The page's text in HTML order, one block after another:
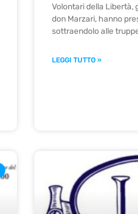
Volontari della Libertà,
don Marzari, hanno
sottraendolo alle
LEGGI TUTTO »